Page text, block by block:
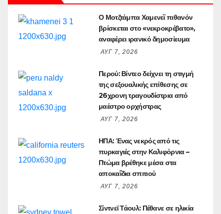
Ο Μοτζτάμπα Χαμενεΐ πιθανόν
βρίσκεται στο «νεκροκρέβατο»,
αναφέρει ιρανικό δημοσίευμα
ΑΥΓ 7, 2026
Περού: Βίντεο δείχνει τη στιγμή
της σεξουαλικής επίθεσης σε
26χρονη τραγουδίστρια από
μαέστρο ορχήστρας
ΑΥΓ 7, 2026
ΗΠΑ: Ένας νεκρός από τις
πυρκαγιές στην Καλιφόρνια –
Πτώμα βρέθηκε μέσα στα
αποκαΐδια σπιτιού
ΑΥΓ 7, 2026
Σίντνεϊ Τάουλ: Πέθανε σε ηλικία